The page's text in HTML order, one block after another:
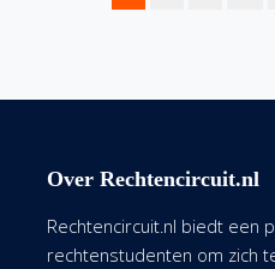
Over Rechtencircuit.nl
Rechtencircuit.nl biedt een
rechtenstudenten om zich